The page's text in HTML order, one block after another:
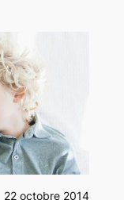
22 octobre 2014